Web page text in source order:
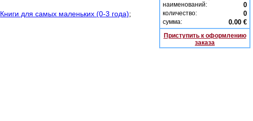
Книги для самых маленьких (0-3 года);
наименований: 0
количество: 0
сумма: 0.00 €
Приступить к оформлению
заказа